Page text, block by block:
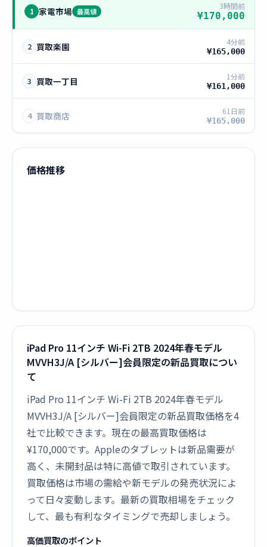
1 家電市場 最高値
3時間前
¥170,000
2 買取楽園 4分前
¥165,000
3 買取一丁目 1分前
¥161,000
4 買取商店 61日前
¥165,000
価格推移
iPad Pro 11インチ Wi-Fi 2TB 2024年春モデル
MVVH3J/A [シルバー]会員限定の新品買取につい
て
iPad Pro 11インチ Wi-Fi 2TB 2024年春モデル
MVVH3J/A [シルバー]会員限定の新品買取価格を4
社で比較できます。現在の最高買取価格は
¥170,000です。Appleのタブレットは新品需要が
高く、未開封品は特に高値で取引されています。
買取価格は市場の需給や新モデルの発売状況によ
って日々変動します。最新の買取相場をチェック
して、最も有利なタイミングで売却しましょう。
高価買取のポイント